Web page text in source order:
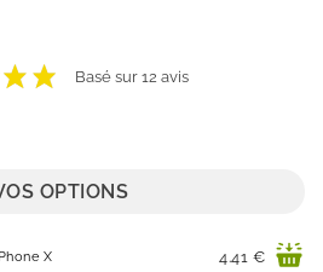
Basé sur 12 avis
OPTIONS
X Prix
4.41 €